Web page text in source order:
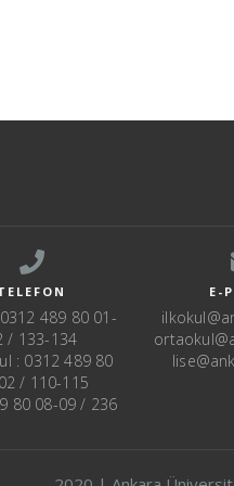
489 80 01-
/ 133-134
: 0312 489 80
/ 110-115
80 08-09 / 236
E-